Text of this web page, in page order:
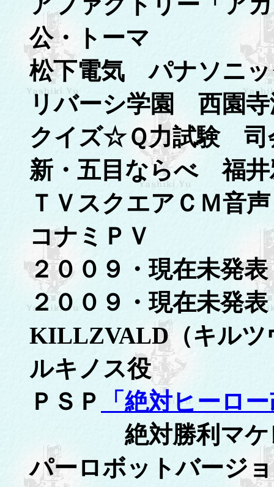
公・トーマ
松下電気 パナソニ
リバーシ学園 西園寺
クイズ☆Ｑ力試験 司
新・五目ならべ 福井
ＴＶスクエアＣＭ音声
コナミＰＶ
２００９・現在未発
２００９・現在未発
KILLZVALD（キルツ
ルキノス役
ＰＳＰ
「絶対ヒーロ
絶対勝利マケレ
パーロボットバージ